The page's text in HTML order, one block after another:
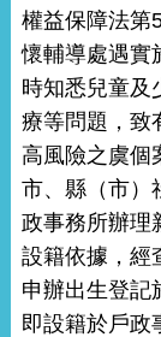
權益保障法第
懷輔導處遇實
時知悉兒童及
療等問題，致
高風險之虞個
市、縣（市）
政事務所辦理
設籍依據，經
申辦出生登記
即設籍於戶政